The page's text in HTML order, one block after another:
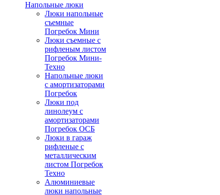
Напольные люки
Люки напольные
съемные
Погребок Мини
Люки съемные с
рифленым листом
Погребок Мини-
Техно
Напольные люки
с амортизаторами
Погребок
Люки под
линолеум с
амортизаторами
Погребок ОСБ
Люки в гараж
рифленые с
металлическим
листом Погребок
Техно
Алюминиевые
люки напольные